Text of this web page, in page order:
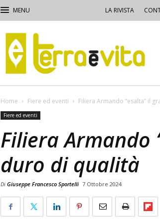
LA RIVISTA
Terra
e
Vita
Home Fiere ed eventi Filiera Armando “esalta” il
Fiere ed eventi
Filiera Armando
duro di qualità
Di Giuseppe Francesco Sportelli 7 Ottobre 2024